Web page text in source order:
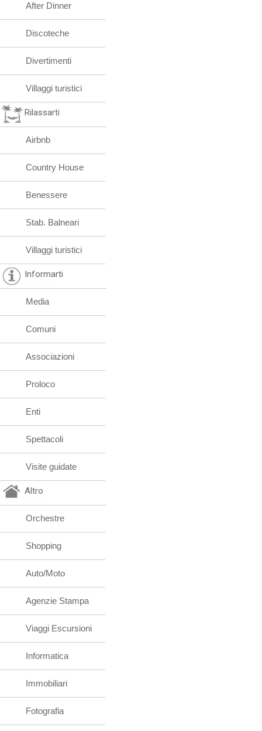
After Dinner
Discoteche
Divertimenti
Villaggi turistici
Rilassarti
Airbnb
Country House
Benessere
Stab. Balneari
Villaggi turistici
Informarti
Media
Comuni
Associazioni
Proloco
Enti
Spettacoli
Visite guidate
Altro
Orchestre
Shopping
Auto/Moto
Agenzie Stampa
Viaggi Escursioni
Informatica
Immobiliari
Fotografia